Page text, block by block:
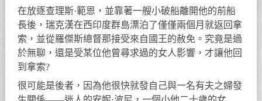
在放逐查理斯·範恩，並靠著一艘小破船離開他的前船
長後，瑞克漢在西印度群島漂泊了僅僅兩個月就返回拿
索，並從羅傑斯總督那接受來自國王的赦免。究竟是過
於無聊，還是受某位他曾尋求過的女人影響，才讓他回
到拿索?
很可能是後者，因為他很快就發自己與一名有夫之婦發